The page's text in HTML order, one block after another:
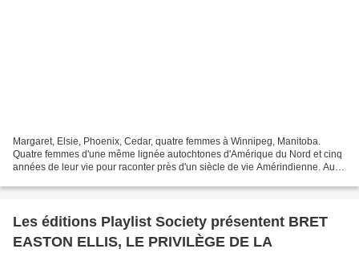
Margaret, Elsie, Phoenix, Cedar, quatre femmes à Winnipeg, Manitoba.
Quatre femmes d'une même lignée autochtones d'Amérique du Nord et cinq
années de leur vie pour raconter près d'un siècle de vie Amérindienne. Au
Les éditions Playlist Society présentent BRET
EASTON ELLIS, LE PRIVILÈGE DE LA